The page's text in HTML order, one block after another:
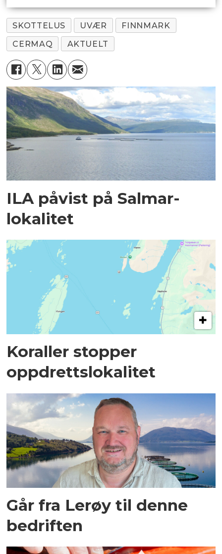
SKOTTELUS UVÆR
FINNMARK
CERMAQ
AKTUELT
ILA påvist på Salmar-
lokalitet
Koraller stopper
oppdrettslokalitet
Går fra Lerøy til denne
bedriften